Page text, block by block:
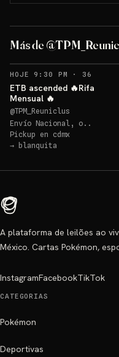
Más de
HOJE 9:30 PM · 36
ETB ascended 🔥Rifa
Mensual 🔥
@TPM_Reuniclus
Envío Nacional, o..
Pickup en cdmx
→ blanquita
A plataforma de leilões ao
México. Cartas Pokémon,
InstagramFacebookTikTok
CATEGORIAS
Pokémon
Deportivas